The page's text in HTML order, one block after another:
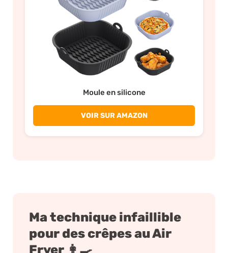
Moule en silicone
VOIR SUR AMAZON
Ma technique infaillible
pour des crêpes au Air
Fryer 👩‍🍳